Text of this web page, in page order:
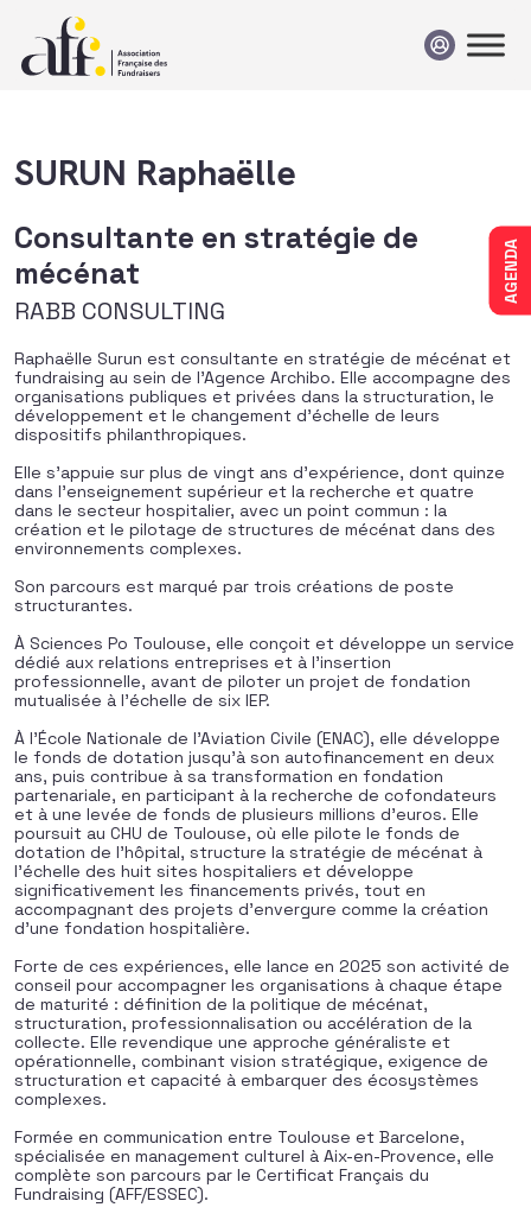
AGENDA
SURUN Raphaëlle
Consultante en stratégie de
mécénat
RABB CONSULTING
Raphaëlle Surun est consultante en stratégie de mécénat et
fundraising au sein de l’Agence Archibo. Elle accompagne des
organisations publiques et privées dans la structuration, le
développement et le changement d’échelle de leurs
dispositifs philanthropiques.
Elle s’appuie sur plus de vingt ans d’expérience, dont quinze
dans l’enseignement supérieur et la recherche et quatre
dans le secteur hospitalier, avec un point commun : la
création et le pilotage de structures de mécénat dans des
environnements complexes.
Son parcours est marqué par trois créations de poste
structurantes.
À Sciences Po Toulouse, elle conçoit et développe un service
dédié aux relations entreprises et à l’insertion
professionnelle, avant de piloter un projet de fondation
mutualisée à l’échelle de six IEP.
À l’École Nationale de l’Aviation Civile (ENAC), elle développe
le fonds de dotation jusqu’à son autofinancement en deux
ans, puis contribue à sa transformation en fondation
partenariale, en participant à la recherche de cofondateurs
et à une levée de fonds de plusieurs millions d’euros. Elle
poursuit au CHU de Toulouse, où elle pilote le fonds de
dotation de l’hôpital, structure la stratégie de mécénat à
l’échelle des huit sites hospitaliers et développe
significativement les financements privés, tout en
accompagnant des projets d’envergure comme la création
d’une fondation hospitalière.
Forte de ces expériences, elle lance en 2025 son activité de
conseil pour accompagner les organisations à chaque étape
de maturité : définition de la politique de mécénat,
structuration, professionnalisation ou accélération de la
collecte. Elle revendique une approche généraliste et
opérationnelle, combinant vision stratégique, exigence de
structuration et capacité à embarquer des écosystèmes
complexes.
Formée en communication entre Toulouse et Barcelone,
spécialisée en management culturel à Aix-en-Provence, elle
complète son parcours par le Certificat Français du
Fundraising (AFF/ESSEC).